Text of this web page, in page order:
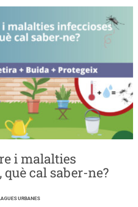
i malalties
cal saber-ne?
URBANES